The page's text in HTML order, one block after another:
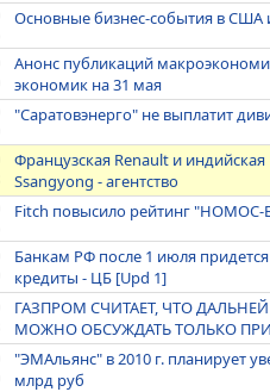
Основные бизнес-события в США
Анонс публикаций
экономик на 31 мая
"Саратовэнерго" не выплатит
Французская Renault и
Ssangyong - агентство
Fitch повысило рейтинг "НОМОС-
Банкам РФ после 1 июля
кредиты - ЦБ [Upd 1]
ГАЗПРОМ СЧИТАЕТ, ЧТО
МОЖНО ОБСУЖДАТЬ ТОЛЬКО
"ЭМАльянс" в 2010 г. планирует
млрд руб